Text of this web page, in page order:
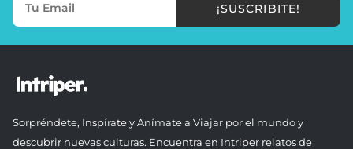
¡SUSCRIBITE!
Sorpréndete, Inspírate y Anímate a Viajar por el mundo y
descubrir nuevas culturas. Encuentra en Intriper relatos de